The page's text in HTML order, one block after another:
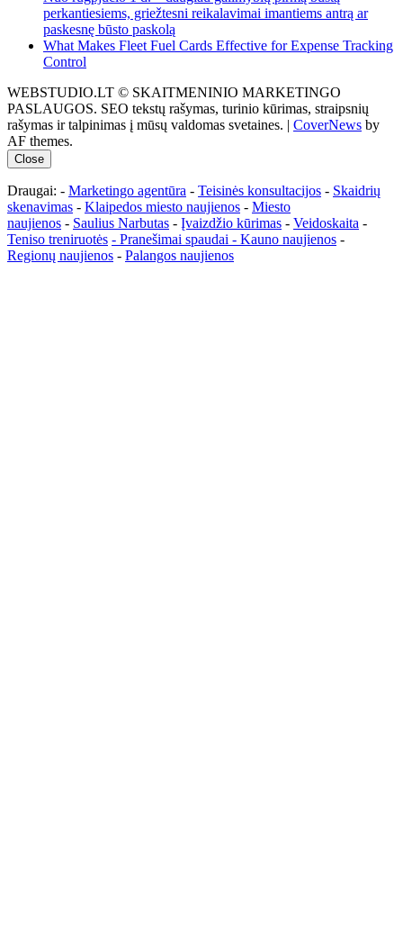
perkantiesiems, griežtesni reikalavimai imantiems antrą ar
paskesnę būsto paskolą
What Makes Fleet Fuel Cards Effective for Expense Tracking
Control
WEBSTUDIO.LT © SKAITMENINIO MARKETINGO
PASLAUGOS. SEO tekstų rašymas, turinio kūrimas, straipsnių
rašymas ir talpinimas į mūsų valdomas svetaines. | CoverNews by
AF themes.
Close
Draugai: - Marketingo agentūra - Teisinės konsultacijos - Skaidrių
skenavimas - Klaipedos miesto naujienos - Miesto
naujienos - Saulius Narbutas - Įvaizdžio kūrimas - Veidoskaita -
Teniso treniruotės - Pranešimai spaudai - Kauno naujienos -
Regionų naujienos - Palangos naujienos